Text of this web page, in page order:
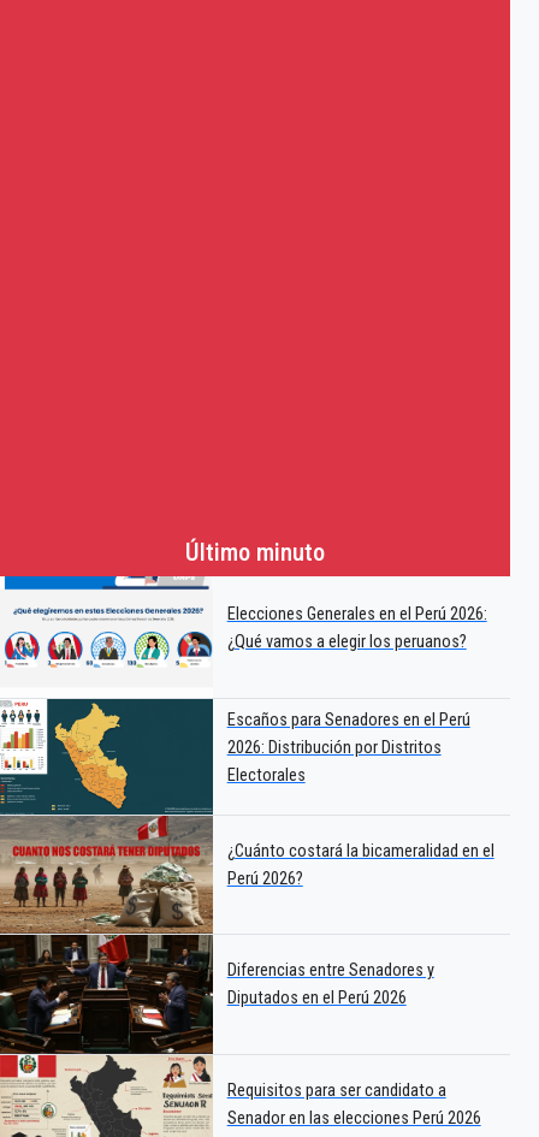
Último minuto
Elecciones Generales en el Perú 2026:
¿Qué vamos a elegir los peruanos?
Escaños para Senadores en el Perú
2026: Distribución por Distritos
Electorales
¿Cuánto costará la bicameralidad en el
Perú 2026?
Diferencias entre Senadores y
Diputados en el Perú 2026
Requisitos para ser candidato a
Senador en las elecciones Perú 2026